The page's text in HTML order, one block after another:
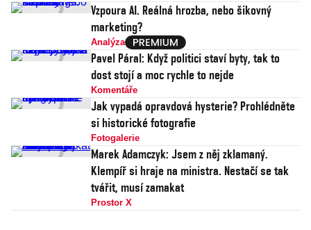
Vzpoura AI. Reálná hrozba, nebo šikovný
marketing?
Analýza
Pavel Páral: Když politici staví byty, tak to
dost stojí a moc rychle to nejde
Komentáře
Jak vypadá opravdová hysterie? Prohlédněte
si historické fotografie
Fotogalerie
Marek Adamczyk: Jsem z něj zklamaný.
Klempíř si hraje na ministra. Nestačí se tak
tvářit, musí zamakat
Prostor X